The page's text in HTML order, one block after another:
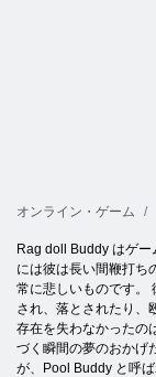
オンライン・ゲーム
Rag doll Buddy はゲー
には彼は長い間鞭打ち
常に悲しいものです。
され、落とされたり、
存在を失わなかったの
づく瞬間の夢のおかげ
が、Pool Buddy と呼